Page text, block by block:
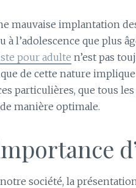
mauvaise implantation
à l’adolescence que plus
pour adulte n’est pas
de cette nature
particulières, que tous
manière optimale.
société, la